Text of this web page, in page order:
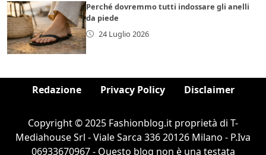
Perché dovremmo tutti indossare gli anelli
da piede
24 Luglio 2026
Redazione Privacy Policy Disclaimer
Copyright © 2025 Fashionblog.it proprietà di T-
Mediahouse Srl - Viale Sarca 336 20126 Milano - P.Iva
06933670967 - Questo blog non è una testata